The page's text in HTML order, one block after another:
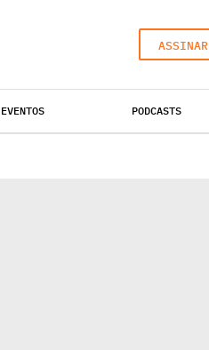
ASSINAR
EVENTOS PODCASTS